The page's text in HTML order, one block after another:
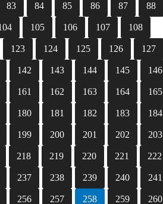
83 84 85 86 87 88
105 106 107 108
123 124 125 126 127
142 143 144 145 146
161 162 163 164 165
180 181 182 183 184
199 200 201 202 203
218 219 220 221 222
237 238 239 240 241
256 257 258 259 260